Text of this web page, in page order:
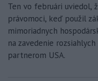
Ten vo februári uviedol,
právomoci, keď použil
mimoriadnych
na zavedenie
partnerom USA.